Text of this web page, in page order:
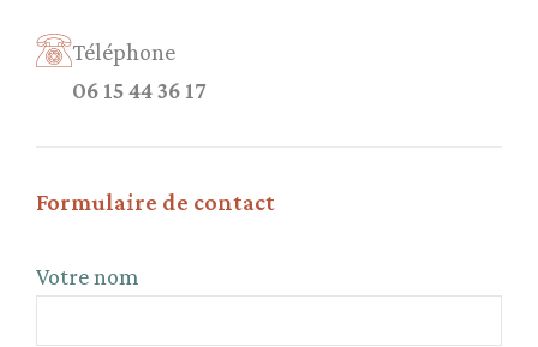
Téléphone
06 15 44 36 17
Formulaire de contact
Votre nom